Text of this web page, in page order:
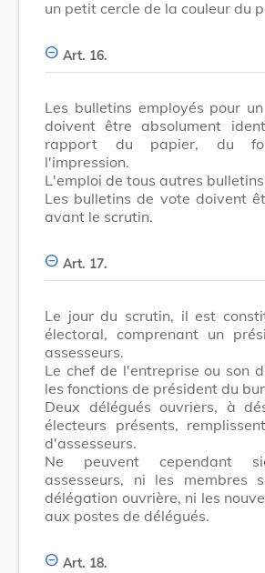
un petit cercle de la couleur du
Art. 16.
Les bulletins employés pour
doivent être absolument
rapport du papier, du
l'impression.
L'emploi de tous autres
Les bulletins de vote doivent
avant le scrutin.
Art. 17.
Le jour du scrutin, il est
électoral, comprenant un
assesseurs.
Le chef de l'entreprise ou son
les fonctions de président du
Deux délégués ouvriers, à
électeurs présents,
d'assesseurs.
Ne peuvent cependant
assesseurs, ni les membres
délégation ouvrière, ni les
aux postes de délégués.
Art. 18.